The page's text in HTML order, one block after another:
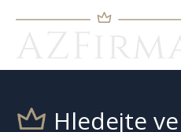
Hledejte